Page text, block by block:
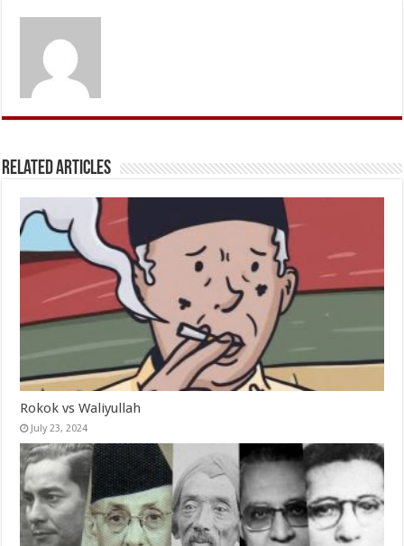
Related Articles
Rokok vs Waliyullah
July 23, 2024